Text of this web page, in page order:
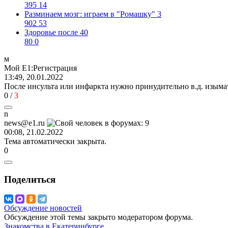
395 14
Разминаем мозг: играем в "Ромашку" 3
902 53
Здоровье после 40
80 0
м
Мой Е1:Регистрация
13:49, 20.01.2022
После инсульта или инфаркта нужно принудительно в.д.
0 /3
n
news@e1.ru
00:08, 21.02.2022
Тема автоматически закрыта.
0
Поделиться
Обсуждение новостей
Обсуждение этой темы закрыто модератором форума.